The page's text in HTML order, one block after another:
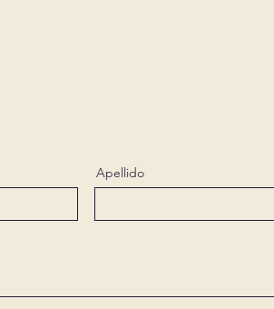
Apellido